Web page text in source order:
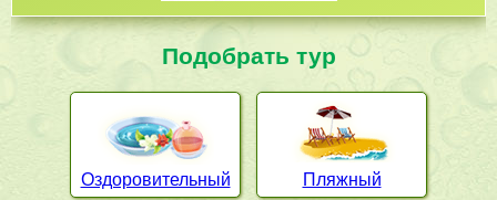
Подобрать тур
Оздоровительный Пляжный